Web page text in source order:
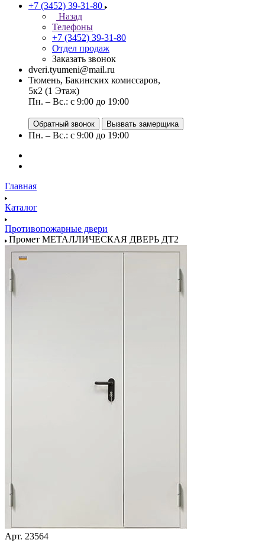
+7 (3452) 39-31-80
Назад
Телефоны
+7 (3452) 39-31-80
Отдел продаж
Заказать звонок
dveri.tyumeni@mail.ru
Тюмень, Бакинских комиссаров,
5к2 (1 Этаж)
Пн. – Вс.: с 9:00 до 19:00
Обратный звонок Вызвать замерщика
Пн. – Вс.: с 9:00 до 19:00
Главная
Каталог
Противопожарные двери
Промет МЕТАЛЛИЧЕСКАЯ ДВЕРЬ ДТ2
Арт. 23564